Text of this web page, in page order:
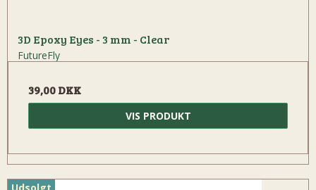
3D Epoxy Eyes - 3 mm - Clear
FutureFly
39,00 DKK
VIS PRODUKT